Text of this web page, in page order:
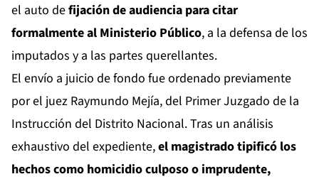
el auto defijación de audiencia para citar
formalmente al Ministerio Público, a la defensa de los
imputados y a las partes querellantes.
El envío a juicio de fondo fue ordenado previamente
por el juez Raymundo Mejía, del Primer Juzgado de la
Instrucción del Distrito Nacional. Tras un análisis
exhaustivo del expediente,el magistrado tipificó los
hechos como homicidio culposo o imprudente,